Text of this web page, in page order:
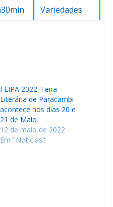
Variedades
FLIPA 2022: Feira
Literária de Paracambi
acontece nos dias 20 e
21 de Maio
12 de maio de 2022
Em "Notícias"